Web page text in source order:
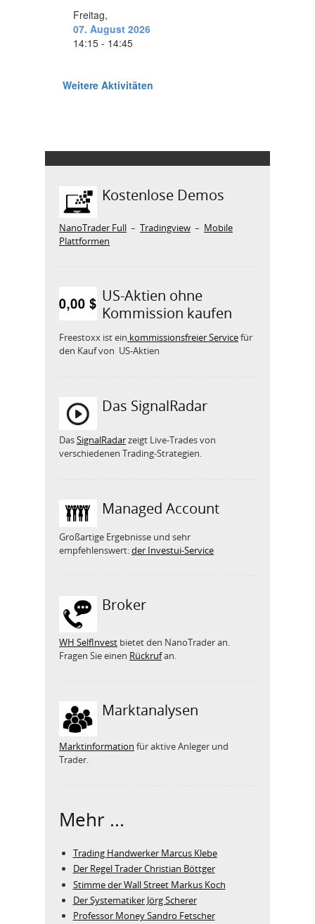
Kostenlose Demos
NanoTrader Full – Tradingview – Mobile
Plattformen
US-Aktien ohne
Kommission kaufen
Freestoxx ist ein kommissionsfreier Servicefür
den Kauf von US-Aktien
Das SignalRadar
DasSignalRadarzeigt Live-Trades von
verschiedenen Trading-Strategien.
Managed Account
Großartige Ergebnisse und sehr
empfehlenswert:der Investui-Service
Broker
WH SelfInvest bietet den NanoTrader an.
Fragen Sie einen Rückrufan.
Marktanalysen
Marktinformation für aktive Anleger und
Trader.
Mehr ...
Trading Handwerker Marcus Klebe
Der Regel Trader Christian Böttger
Stimme der Wall Street Markus Koch
Der Systematiker Jörg Scherer
Professor Money Sandro Fetscher